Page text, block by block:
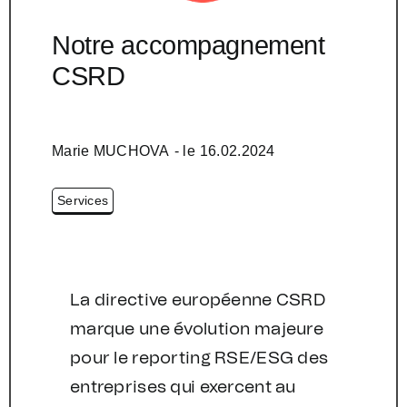
Notre accompagnement
CSRD
Marie MUCHOVA - le 16.02.2024
Services
La directive européenne CSRD
marque une évolution majeure
pour le reporting RSE/ESG des
entreprises qui exercent au